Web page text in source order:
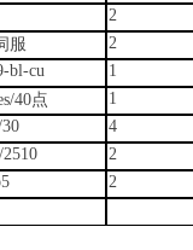
2
服
2
bl-cu
1
40点
1
4
2
2